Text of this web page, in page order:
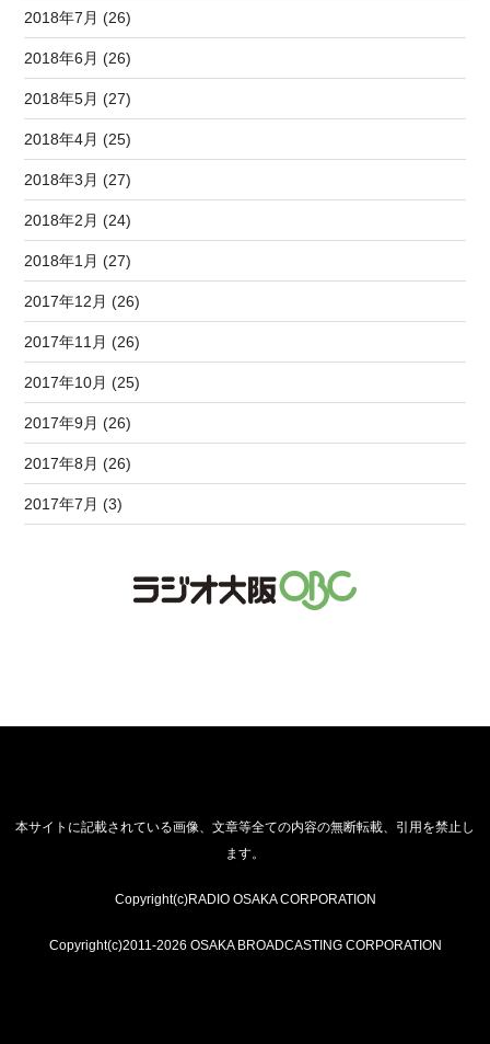
2018年7月 (26)
2018年6月 (26)
2018年5月 (27)
2018年4月 (25)
2018年3月 (27)
2018年2月 (24)
2018年1月 (27)
2017年12月 (26)
2017年11月 (26)
2017年10月 (25)
2017年9月 (26)
2017年8月 (26)
2017年7月 (3)
本サイトに記載されている画像、文章等全ての内容の無断転載、引用を禁止し
ます。
Copyright(c)RADIO OSAKA CORPORATION
Copyright(c)2011-2026 OSAKA BROADCASTING CORPORATION